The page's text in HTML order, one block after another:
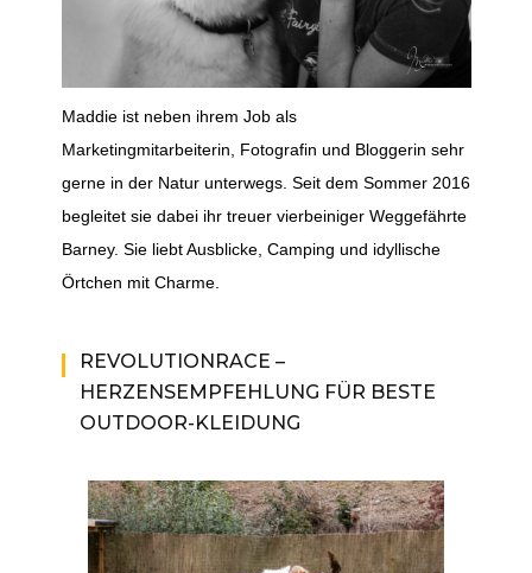
Maddie ist neben ihrem Job als
Marketingmitarbeiterin, Fotografin und Bloggerin sehr
gerne in der Natur unterwegs. Seit dem Sommer 2016
begleitet sie dabei ihr treuer vierbeiniger Weggefährte
Barney. Sie liebt Ausblicke, Camping und idyllische
Örtchen mit Charme.
REVOLUTIONRACE –
HERZENSEMPFEHLUNG FÜR BESTE
OUTDOOR-KLEIDUNG